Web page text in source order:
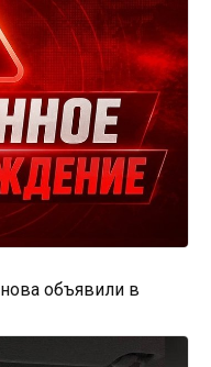
объявили в